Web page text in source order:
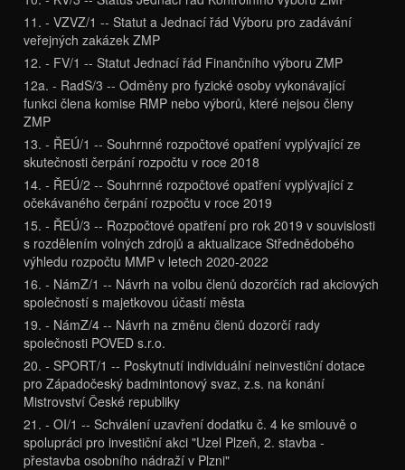
11. - VZVZ/1 -- Statut a Jednací řád Výboru pro zadávání
veřejných zakázek ZMP
12. - FV/1 -- Statut Jednací řád Finančního výboru ZMP
12a. - RadS/3 -- Odměny pro fyzické osoby vykonávající
funkci člena komise RMP nebo výborů, které nejsou členy
ZMP
13. - ŘEÚ/1 -- Souhrnné rozpočtové opatření vyplývající ze
skutečnosti čerpání rozpočtu v roce 2018
14. - ŘEÚ/2 -- Souhrnné rozpočtové opatření vyplývající z
očekávaného čerpání rozpočtu v roce 2019
15. - ŘEÚ/3 -- Rozpočtové opatření pro rok 2019 v souvislosti
s rozdělením volných zdrojů a aktualizace Střednědobého
výhledu rozpočtu MMP v letech 2020-2022
16. - NámZ/1 -- Návrh na volbu členů dozorčích rad akciových
společností s majetkovou účastí města
19. - NámZ/4 -- Návrh na změnu členů dozorčí rady
společnosti POVED s.r.o.
20. - SPORT/1 -- Poskytnutí individuální neinvestiční dotace
pro Západočeský badmintonový svaz, z.s. na konání
Mistrovství České republiky
21. - OI/1 -- Schválení uzavření dodatku č. 4 ke smlouvě o
spolupráci pro investiční akci "Uzel Plzeň, 2. stavba -
přestavba osobního nádraží v Plzni"